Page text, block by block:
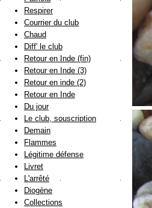
Respirer
Courrier du club
Chaud
Diff' le club
Retour en Inde (fin)
Retour en Inde (3)
Retour en inde (2)
Retour en Inde
Du jour
Le club, souscription
Demain
Flammes
Légitime défense
Livret
L'arrêté
Diogène
Collections